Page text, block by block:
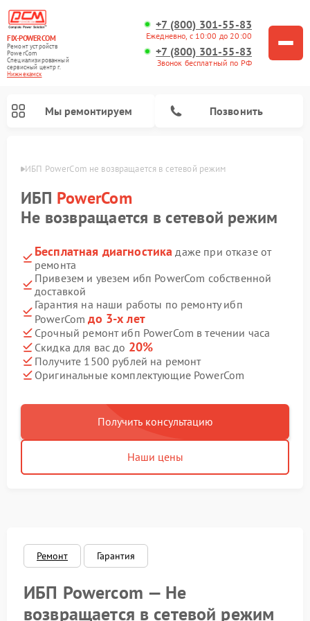
FIX-POWERCOM
Ремонт устройств
PowerCom
Специализированный
cервисный центр г.
Нижнекамск
+7 (800) 301-55-83
Ежедневно, с 10:00 до 20:00
+7 (800) 301-55-83
Звонок бесплатный по РФ
Мы ремонтируем Позвонить
ИБП PowerCom не возвращается в сетевой режим
ИБП PowerCom
Не возвращается в сетевой режим
Бесплатная диагностика даже при отказе от
ремонта
Привезем и увезем ибп PowerCom собственной
доставкой
Гарантия на наши работы по ремонту ибп
PowerComдо 3-х лет
Срочный ремонт ибп PowerCom в течении часа
Скидка для вас до 20%
Получите 1500 рублей на ремонт
Оригинальные комплектующие PowerCom
Получить консультацию
Наши цены
Ремонт Гарантия
ИБП Powercom — Не
возвращается в сетевой режим